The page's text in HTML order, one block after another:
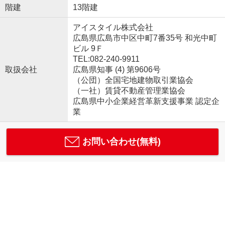
階建 13階建
取扱会社
アイスタイル株式会社
広島県広島市中区中町7番35号 和光中町
ビル 9Ｆ
TEL:082-240-9911
広島県知事 (4) 第9606号
（公団）全国宅地建物取引業協会
（一社）賃貸不動産管理業協会
広島県中小企業経営革新支援事業 認定企
業
お問い合わせ(無料)